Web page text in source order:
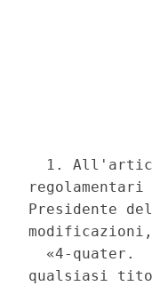
1.
Presidente
«4-quater.
qualsiasi